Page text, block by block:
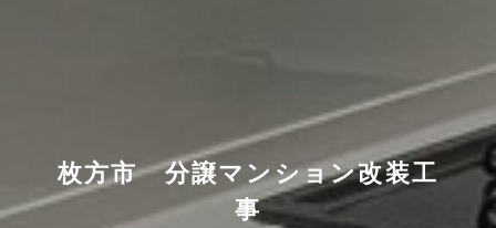
枚方市 分譲マンション改装工
事